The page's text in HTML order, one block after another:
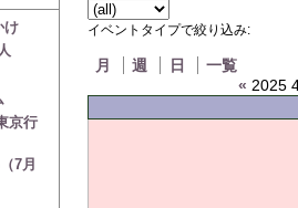
け
京行
7月
イベントタイプで絞り込み:
月 週 日
一覧
« 2025